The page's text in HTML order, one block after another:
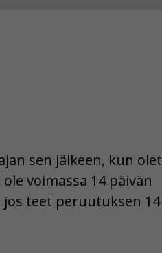
sen jälkeen, kun olet
voimassa 14 päivän
jos teet peruutuksen 14